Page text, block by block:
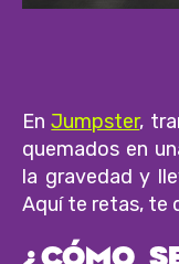
EnJumpster,
quemados en
la gravedad y
Aquí te retas, te
¿CÓMO